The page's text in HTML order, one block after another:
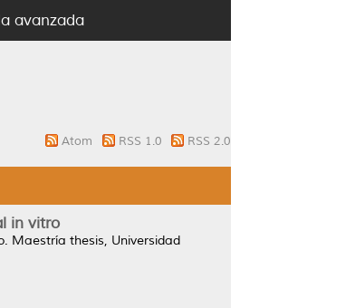
avanzada
Atom RSS 1.0 RSS 2.0
in vitro
Maestría thesis, Universidad